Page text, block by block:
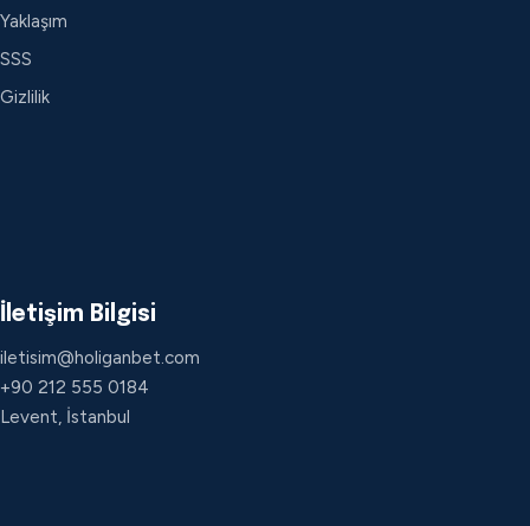
Yaklaşım
SSS
Gizlilik
İletişim Bilgisi
iletisim@holiganbet.com
+90 212 555 0184
Levent, İstanbul